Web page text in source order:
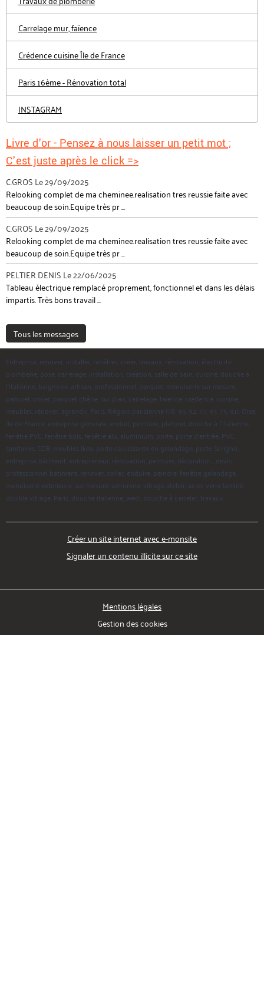
Carrelage mur, faïence
Crédence cuisine Île de France
Paris 16ème - Rénovation total
INSTAGRAM
Livre d'or - Pensez à nous laisser un petit mot ;
C'est juste après le click =>
C.GROS Le 29/09/2025
Relooking complet de ma cheminee.realisation tres reussie faite avec
beaucoup de soin.Equipe très pr ...
C.GROS Le 29/09/2025
Relooking complet de ma cheminee.realisation tres reussie faite avec
beaucoup de soin.Equipe très pr ...
PELTIER DENIS Le 22/06/2025
Tableau électrique remplacé proprement, fonctionnel et dans les délais
impartis. Très bons travail ...
Tous les messages
Entreprise, renover, installer, fenêtres, créer, travaux, rénovation, éléctricité,
plomberie, pose, carrelage, installation, création, salle de bain, cuisine, douche à
l'italienne, baignoire, artisan, professionnel, parquet, menuiserie sur mesure,
parquet, poser, parquet chêne, sur plan, carrelage, faïence, crédence, cuisine,
meubles, rénover, agrandir, Paris, Région parisienne (78, 95, 92, 77, 93, 75, 91), Oise,
île de France, entreprise génerale, enduit, peinture, plafond, douche à l'italienne,
fenêtre PVC, fenêtre bois, fenêtre alu, aluminium, porte, porte d'entrée, PVC,
sanitaires, SDB, meubles Ikea, porte coulissante en galandage, porte Scrigno,
entreprise bâtiment, entrepreneur, rénovation, peinture, décoration , devis,
professionnel batiment, renover, coller, enduire, peindre, fenêtre galandage,
menuiserie exterieure, sur mesure, serrurerie, vitrage atelier, acier, verre laminé,
double vitrage, Paris, douche italienne, wedi, douche à carreler, travaux
Créer un site internet avec e-monsite
Signaler un contenu illicite sur ce site
Mentions légales
Gestion des cookies